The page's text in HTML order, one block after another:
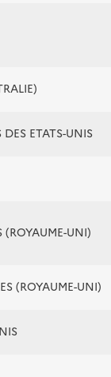
DES ETATS-UNIS
(ROYAUME-UNI)
(ROYAUME-UNI)